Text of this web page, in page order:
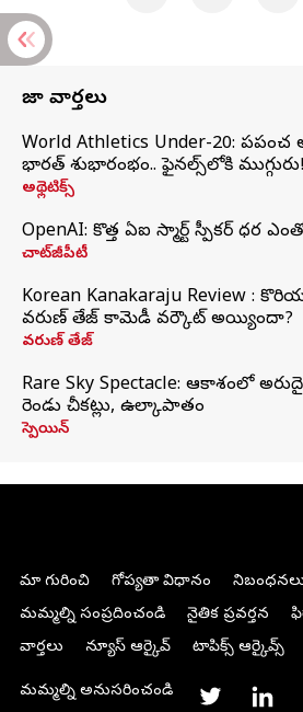
తాజా వార్తలు
World Athletics Under-20: ప్రపంచ
భారత్‌ శుభారంభం.. ఫైనల్స్‌లోకి ముగ్గురు!
అథ్లెటిక్స్
OpenAI: కొత్త ఏఐ స్మార్ట్ స్పీకర్ ధర
చాట్‌జీపీటీ
Korean Kanakaraju Review :
వరుణ్ తేజ్ కామెడీ వర్కౌట్ అయ్యిందా?
వరుణ్ తేజ్
Rare Sky Spectacle: ఆకాశంలో
రెండు చీకట్లు, ఉల్కాపాతం
స్పెయిన్
మా గురించి గోప్యతా విధానం
మమ్మల్ని సంప్రదించండి
నైతిక ప్రవర్తన
వార్తలు
న్యూస్ ఆర్కైవ్ టాపిక్స్ ఆర్కైవ్స్
మమ్మల్ని అనుసరించండి